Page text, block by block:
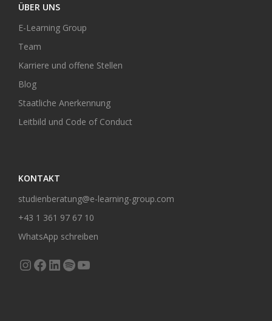
ÜBER UNS
E-Learning Group
Team
Karriere und offene Stellen
Blog
Staatliche Anerkennung
Leitbild und Code of Conduct
KONTAKT
studienberatung@e-learning-group.com
+43 1 361 97 67 10
WhatsApp schreiben
Instagram
Facebook
LinkedIn
Spotify
YouTube